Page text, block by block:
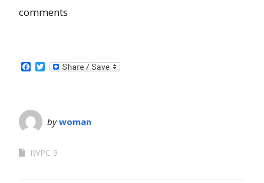
comments
Facebook
Twitter
bywoman
IWPC 9